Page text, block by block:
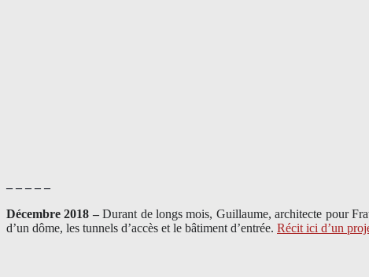
– – – – –
Décembre 2018 –Durant de longs mois, Guillaume, architecte pour
d’un dôme, les tunnels d’accès et le bâtiment d’entrée. Récit ici d’un